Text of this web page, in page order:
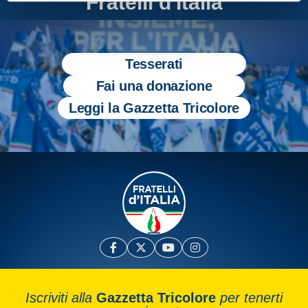
Tesserati
Fai una donazione
Leggi la Gazzetta Tricolore
Iscriviti alla Gazzetta Tricolore per tenerti